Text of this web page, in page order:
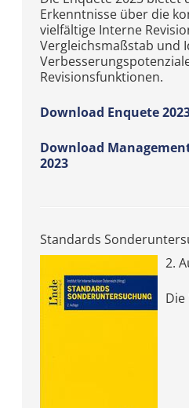
Erkenntnisse über die
vielfältige Interne
Vergleichsmaßstab und
Revisionsfunktionen.
Download Enquete
Download
2023
Standards
2.
Die